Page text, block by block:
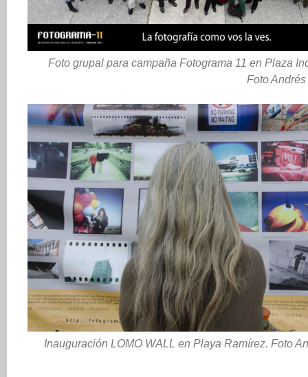
Foto grupal para campaña Fotograma 11 en Plaza
Foto
Inauguración LOMO WALL en Playa Ramírez. Foto